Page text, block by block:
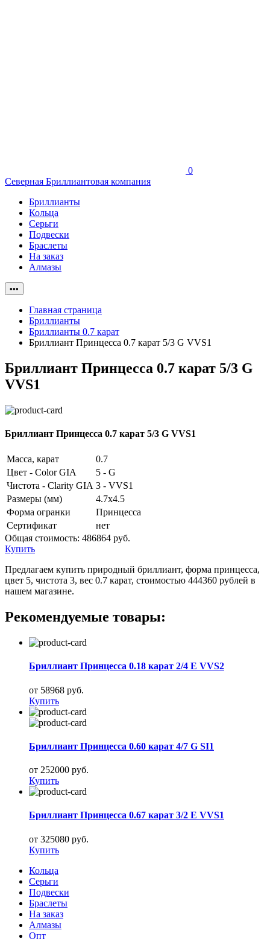
0
Северная Бриллиантовая компания
Бриллианты
Кольца
Серьги
Подвески
Браслеты
На заказ
Алмазы
•••
Главная страница
Бриллианты
Бриллианты 0.7 карат
Бриллиант Принцесса 0.7 карат 5/3 G VVS1
Бриллиант Принцесса 0.7 карат 5/3 G
VVS1
Бриллиант Принцесса 0.7 карат 5/3 G VVS1
Масса, карат
0.7
Цвет - Color GIA
5 - G
Чистота - Clarity GIA 3 - VVS1
Размеры (мм)
4.7x4.5
Форма огранки
Принцесса
Сертификат
нет
Общая стоимость: 486864 руб.
Купить
Предлагаем купить природный бриллиант, форма принцесса,
цвет 5, чистота 3, вес 0.7 карат, стоимостью 444360 рублей в
нашем магазине.
Рекомендуемые товары:
Бриллиант Принцесса 0.18 карат 2/4 E VVS2
от 58968 руб.
Купить
Бриллиант Принцесса 0.60 карат 4/7 G SI1
от 252000 руб.
Купить
Бриллиант Принцесса 0.67 карат 3/2 E VVS1
от 325080 руб.
Купить
Кольца
Серьги
Подвески
Браслеты
На заказ
Алмазы
Опт